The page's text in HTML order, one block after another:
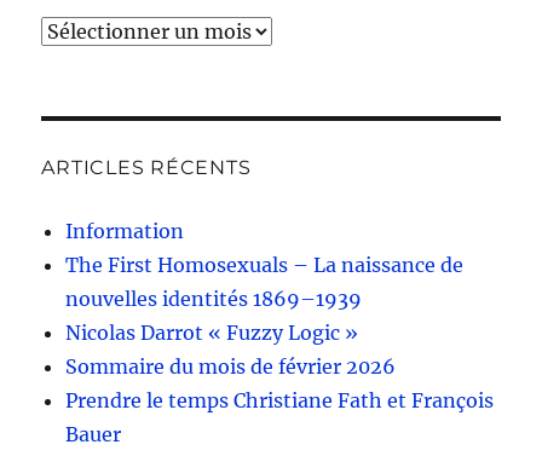
Archives
ARTICLES RÉCENTS
Information
The First Homosexuals – La naissance de
nouvelles identités 1869–1939
Nicolas Darrot « Fuzzy Logic »
Sommaire du mois de février 2026
Prendre le temps Christiane Fath et François
Bauer